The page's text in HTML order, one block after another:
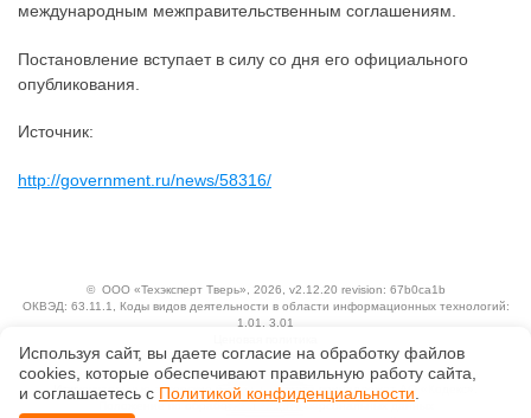
международным межправительственным соглашениям.
Постановление вступает в силу со дня его официального
опубликования.
Источник:
http://government.ru/news/58316/
© ООО «Техэксперт Тверь» , 2026, v2.12.20 revision: 67b0ca1b
ОКВЭД: 63.11.1, Коды видов деятельности в области информационных технологий:
1.01, 3.01
Технологии
Исключительные авторские и смежные права принадлежат АО «Кодекс».
Положение по обработке и защите персональных данных
Используя сайт, вы даете согласие на обработку файлов
сооkiеs, которые обеспечивают правильную работу сайта,
и соглашаетесь с Политикой конфиденциальности